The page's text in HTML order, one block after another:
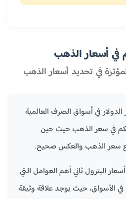
في أسعار الذهب
في تحديد أسعار الذهب
في أسواق الصرف العالمية
في سعر الذهب حيث حين
سعر الذهب والعكس صحيح.
البترول ثاني أهم العوامل التي
الأسواق، حيث يوجد علاقة وثيقة